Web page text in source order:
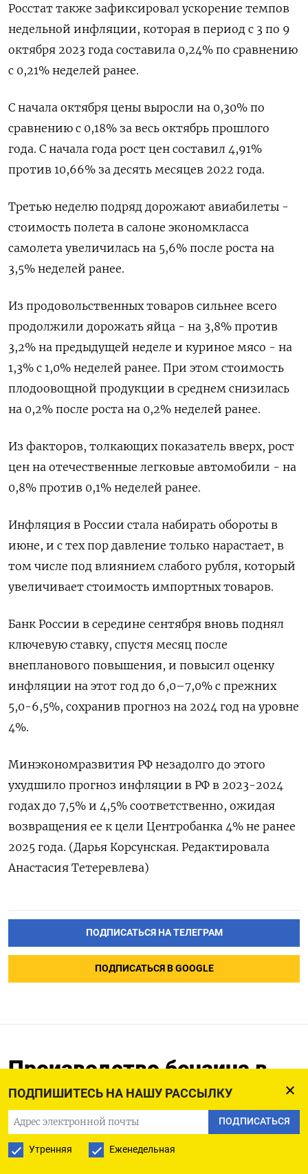
ПОДПИШИТЕСЬ НА НАШУ РАССЫЛКУ
ПОДПИСАТЬСЯ
Утренняя Еженедельная
Росстат также зафиксировал ускорение темпов
недельной инфляции, которая в период с 3 по 9
октября 2023 года составила 0,24% по сравнению
с 0,21% неделей ранее.
С начала октября цены выросли на 0,30% по
сравнению с 0,18% за весь октябрь прошлого
года. С начала года рост цен составил 4,91%
против 10,66% за десять месяцев 2022 года.
Третью неделю подряд дорожают авиабилеты -
стоимость полета в салоне экономкласса
самолета увеличилась на 5,6% после роста на
3,5% неделей ранее.
Из продовольственных товаров сильнее всего
продолжили дорожать яйца - на 3,8% против
3,2% на предыдущей неделе и куриное мясо - на
1,3% с 1,0% неделей ранее. При этом стоимость
плодоовощной продукции в среднем снизилась
на 0,2% после роста на 0,2% неделей ранее.
Из факторов, толкающих показатель вверх, рост
цен на отечественные легковые автомобили - на
0,8% против 0,1% неделей ранее.
Инфляция в России стала набирать обороты в
июне, и с тех пор давление только нарастает, в
том числе под влиянием слабого рубля, который
увеличивает стоимость импортных товаров.
Банк России в середине сентября вновь поднял
ключевую ставку, спустя месяц после
внепланового повышения, и повысил оценку
инфляции на этот год до 6,0–7,0% с прежних
5,0-6,5%, сохранив прогноз на 2024 год на уровне
4%.
Минэкономразвития РФ незадолго до этого
ухудшило прогноз инфляции в РФ в 2023-2024
годах до 7,5% и 4,5% соответственно, ожидая
возвращения ее к цели Центробанка 4% не ранее
2025 года. (Дарья Корсунская. Редактировала
Анастасия Тетеревлева)
ПОДПИСАТЬСЯ НА ТЕЛЕГРАМ
ПОДПИСАТЬСЯ В GOOGLE
Производство бензина в
РФ выросло на 1,6% 2-8
окт, дизтоплива снизилось
на 4,2%--Росстат